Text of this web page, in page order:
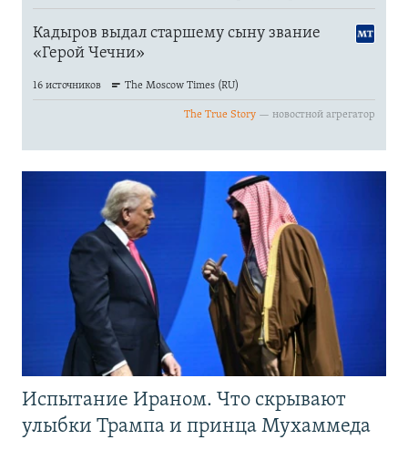
Испытание Ираном. Что скрывают
улыбки Трампа и принца Мухаммеда